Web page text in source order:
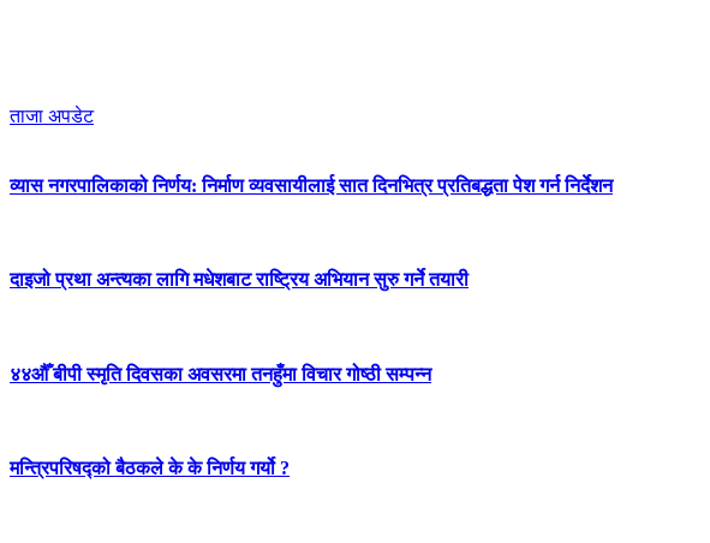
ताजा अपडेट
व्यास नगरपालिकाको निर्णय: निर्माण व्यवसायीलाई सात दिनभित्र प्रतिबद्धता पेश गर्न निर्देशन
दाइजो प्रथा अन्त्यका लागि मधेशबाट राष्ट्रिय अभियान सुरु गर्ने तयारी
४४औँ बीपी स्मृति दिवसका अवसरमा तनहुँमा विचार गोष्ठी सम्पन्न
मन्त्रिपरिषद्को बैठकले के के निर्णय गर्यो ?